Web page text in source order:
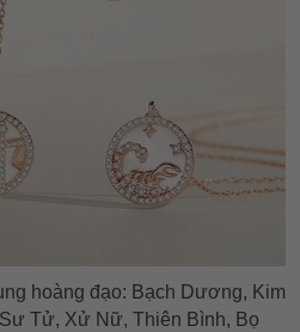
hoàng đạo: Bạch Dương, Kim
Tử, Xử Nữ, Thiên Bình, Bọ